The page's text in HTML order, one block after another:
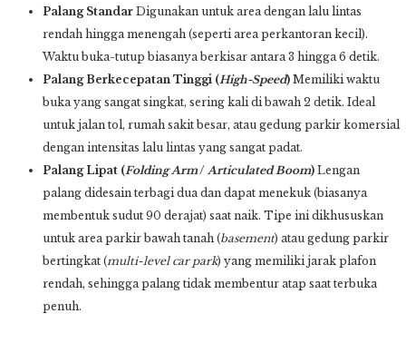
Palang Standar Digunakan untuk area dengan lalu lintas
rendah hingga menengah (seperti area perkantoran kecil).
Waktu buka-tutup biasanya berkisar antara 3 hingga 6 detik.
Palang Berkecepatan Tinggi (High-Speed) Memiliki waktu
buka yang sangat singkat, sering kali di bawah 2 detik. Ideal
untuk jalan tol, rumah sakit besar, atau gedung parkir komersial
dengan intensitas lalu lintas yang sangat padat.
Palang Lipat (Folding Arm/ Articulated Boom) Lengan
palang didesain terbagi dua dan dapat menekuk (biasanya
membentuk sudut 90 derajat) saat naik. Tipe ini dikhususkan
untuk area parkir bawah tanah (basement) atau gedung parkir
bertingkat (multi-level car park) yang memiliki jarak plafon
rendah, sehingga palang tidak membentur atap saat terbuka
penuh.